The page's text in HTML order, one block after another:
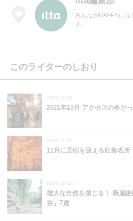
みんながHAPPYにな
す。
このライターのしおり
2021-11-03
2021年10月 アクセスの多か
2021-11-01
11月に見頃を迎える紅葉名所
2021-10-28
雄大な自然を感じる！ 断崖
谷」7選